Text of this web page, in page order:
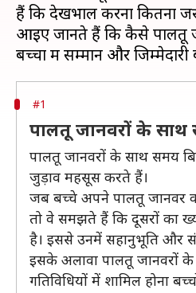
हैं कि देखभाल करना कितना
आइए जानते हैं कि कैसे पालतू
#1
पालतू जानवरों के साथ
पालतू जानवरों के साथ समय
जुड़ाव महसूस करते हैं।
जब बच्चे अपने पालतू जानवर
तो वे समझते हैं कि दूसरों का
है। इससे उनमें सहानुभूति और
इसके अलावा पालतू जानवरों
गतिविधियों में शामिल होना